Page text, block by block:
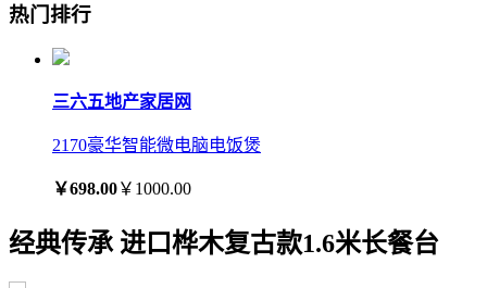
热门排行
三六五地产家居网
2170豪华智能微电脑电饭煲
￥698.00￥1000.00
经典传承 进口桦木复古款1.6米长餐台